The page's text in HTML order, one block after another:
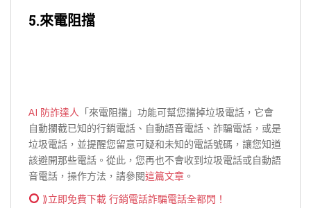
5.來電阻擋
AI 防詐達人 「來電阻擋」功能可幫您擋掉垃圾電話，它會
自動攔截已知的行銷電話、自動語音電話、詐騙電話，或是
垃圾電話，並提醒您留意可疑和未知的電話號碼，讓您知道
該避開那些電話。從此，您再也不會收到垃圾電話或自動語
音電話，操作方法，請參閱這篇文章 。
⟫立即免費下載 行銷電話詐騙電話全都閃！